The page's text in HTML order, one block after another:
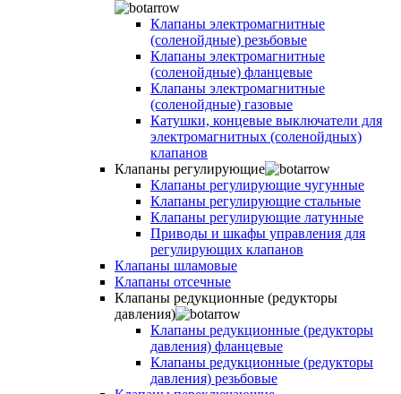
Клапаны электромагнитные
(соленойдные) резьбовые
Клапаны электромагнитные
(соленойдные) фланцевые
Клапаны электромагнитные
(соленойдные) газовые
Катушки, концевые выключатели для
электромагнитных (соленойдных)
клапанов
Клапаны регулирующие
Клапаны регулирующие чугунные
Клапаны регулирующие стальные
Клапаны регулирующие латунные
Приводы и шкафы управления для
регулирующих клапанов
Клапаны шламовые
Клапаны отсечные
Клапаны редукционные (редукторы
давления)
Клапаны редукционные (редукторы
давления) фланцевые
Клапаны редукционные (редукторы
давления) резьбовые